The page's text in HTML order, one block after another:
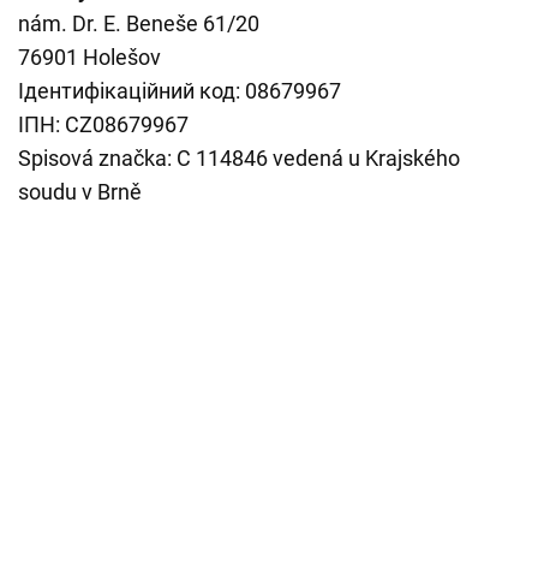
nám. Dr. E. Beneše 61/20
76901 Holešov
Ідентифікаційний код: 08679967
ІПН: CZ08679967
Spisová značka: C 114846 vedená u Krajského
soudu v Brně